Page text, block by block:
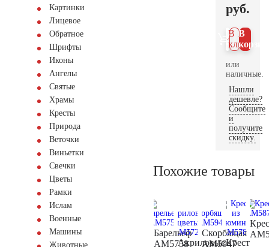
Картинки
Лицевое
Обратное
Шрифты
Иконы
Ангелы
Святые
Храмы
Кресты
Природа
Веточки
Виньетки
Свечки
Цветы
Рамки
Ислам
Военные
Машины
Животные
руб.
В
В 1
клик
или
наличные.
Нашли
дешевле?
Сообщите
и
получите
скидку.
Похожие товары
Барельеф
AM5758Акриловые
Скорбящая
AM5947Крест